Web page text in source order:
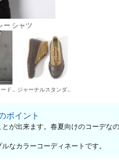
ー シャツ
ゼロバイトルネードマート デニムパンツ・ジーンズ ジャーナルスタンダード ハイカットスニーカー
ポイント
出来ます。春夏向けのコーデ
なカラーコーディネートです。